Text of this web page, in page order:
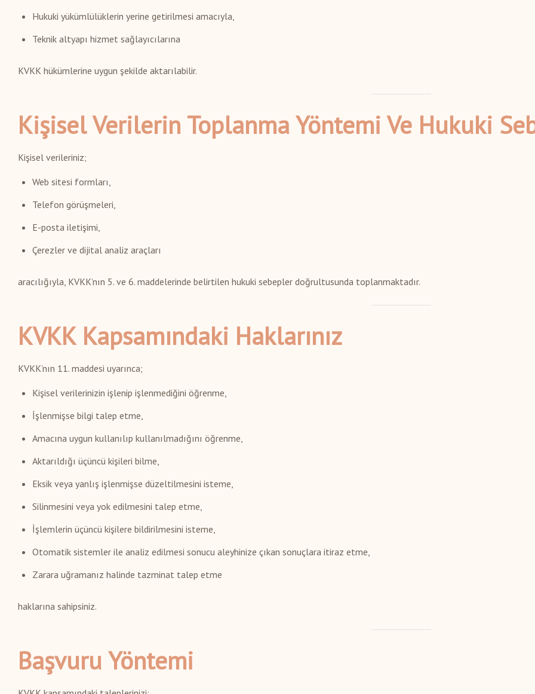
Hukuki yükümlülüklerin yerine getirilmesi amacıyla,
Teknik altyapı hizmet sağlayıcılarına
KVKK hükümlerine uygun şekilde aktarılabilir.
Kişisel Verilerin Toplanma Yöntemi Ve Hukuki
Kişisel verileriniz;
Web sitesi formları,
Telefon görüşmeleri,
E-posta iletişimi,
Çerezler ve dijital analiz araçları
aracılığıyla, KVKK’nın 5. ve 6. maddelerinde belirtilen hukuki sebepler doğrultusunda toplanmaktadır.
KVKK Kapsamındaki Haklarınız
KVKK’nın 11. maddesi uyarınca;
Kişisel verilerinizin işlenip işlenmediğini öğrenme,
İşlenmişse bilgi talep etme,
Amacına uygun kullanılıp kullanılmadığını öğrenme,
Aktarıldığı üçüncü kişileri bilme,
Eksik veya yanlış işlenmişse düzeltilmesini isteme,
Silinmesini veya yok edilmesini talep etme,
İşlemlerin üçüncü kişilere bildirilmesini isteme,
Otomatik sistemler ile analiz edilmesi sonucu aleyhinize çıkan sonuçlara itiraz etme,
Zarara uğramanız halinde tazminat talep etme
haklarına sahipsiniz.
Başvuru Yöntemi